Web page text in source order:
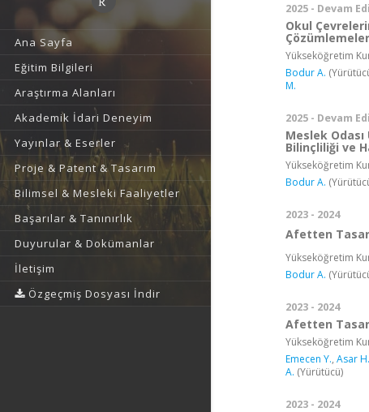
Ana Sayfa
Eğitim Bilgileri
Araştırma Alanları
Akademik İdari Deneyim
Yayınlar & Eserler
Proje & Patent & Tasarım
Bilimsel & Mesleki Faaliyetler
Başarılar & Tanınırlık
Duyurular & Dokümanlar
İletişim
Özgeçmiş Dosyası İndir
2025 - Devam
Okul
Çözümlemeler
Yükseköğretim
Bodur A.
M.
2025 - Devam
Meslek
Bilinçliliği ve
Yükseköğretim
Bodur A.
2023 - 2024
Afetten
Yükseköğretim
Bodur A.
2023 - 2024
Afetten
Yükseköğretim
Emecen Y., Asar H.
A. (Yürütücü)
2023 - 2024